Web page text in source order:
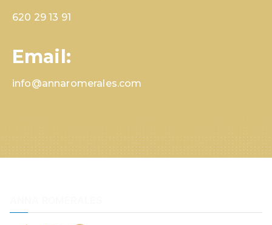
620 29 13 91
Email:
info@annaromerales.com